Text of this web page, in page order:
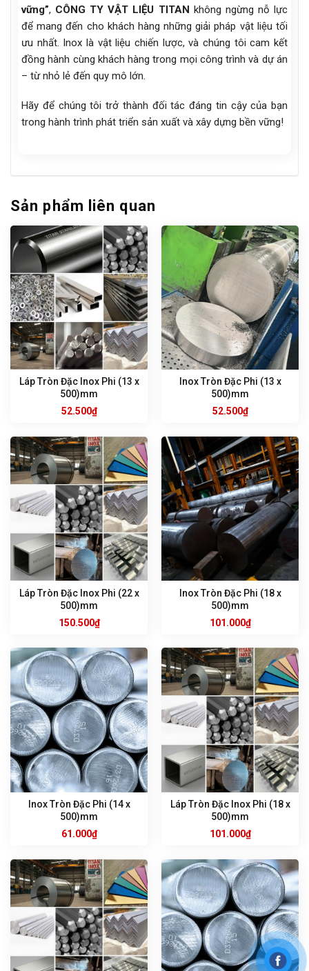
vững”, CÔNG TY VẬT LIỆU TITAN không ngừng nỗ lực
để mang đến cho khách hàng những giải pháp vật liệu tối
ưu nhất. Inox là vật liệu chiến lược, và chúng tôi cam kết
đồng hành cùng khách hàng trong mọi công trình và dự án
– từ nhỏ lẻ đến quy mô lớn.
Hãy để chúng tôi trở thành đối tác đáng tin cậy của bạn
trong hành trình phát triển sản xuất và xây dựng bền vững!
Sản phẩm liên quan
Láp Tròn Đặc Inox Phi (13 x
500)mm
52.500₫
Inox Tròn Đặc Phi (13 x
500)mm
52.500₫
Láp Tròn Đặc Inox Phi (22 x
500)mm
150.500₫
Inox Tròn Đặc Phi (18 x
500)mm
101.000₫
Inox Tròn Đặc Phi (14 x
500)mm
61.000₫
Láp Tròn Đặc Inox Phi (18 x
500)mm
101.000₫